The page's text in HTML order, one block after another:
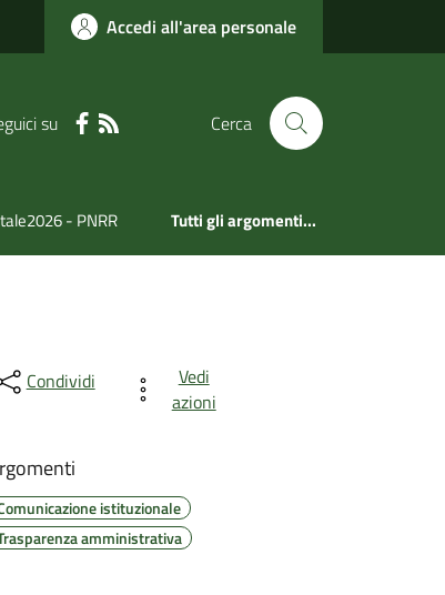
Accedi all'area personale
su Cerca
- PNRR Tutti gli argomenti...
Condividi
Vedi
azioni
istituzionale
amministrativa